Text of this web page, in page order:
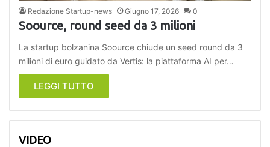
Redazione Startup-news Giugno 17, 2026 0
Soource, round seed da 3 milioni
La startup bolzanina Soource chiude un seed round da 3
milioni di euro guidato da Vertis: la piattaforma AI per…
LEGGI TUTTO
VIDEO